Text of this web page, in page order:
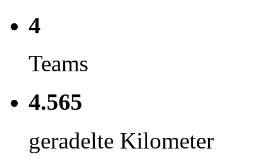
4
Teams
4.565
geradelte Kilometer